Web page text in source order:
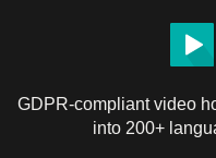
GDPR-compliant video
into 200+